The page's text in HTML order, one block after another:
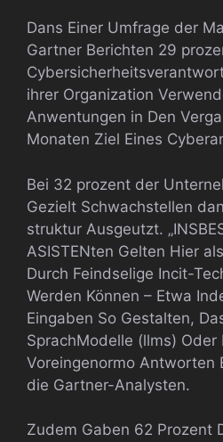
Dans Einer Umfrage der
Gartner Berichten 29
ihrer Organization
Anwentungen in Den
Monaten Ziel Eines
Bei 32 prozent der
Gezielt Schwachstellen
struktur Ausgeutzt.
ASISTENten Gelten Hier
Durch Feindselige Incit-
Werden Können – Etwa
Eingaben So Gestalten,
SprachModelle (llms)
Voreingenormo Antworten
die Gartner-Analysten.
Zudem Gaben 62 Prozent